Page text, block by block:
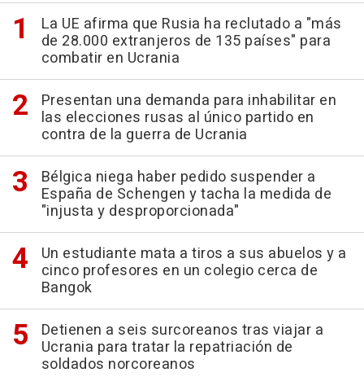
La UE afirma que Rusia ha reclutado a "más
de 28.000 extranjeros de 135 países" para
combatir en Ucrania
Presentan una demanda para inhabilitar en
las elecciones rusas al único partido en
contra de la guerra de Ucrania
Bélgica niega haber pedido suspender a
España de Schengen y tacha la medida de
"injusta y desproporcionada"
Un estudiante mata a tiros a sus abuelos y a
cinco profesores en un colegio cerca de
Bangok
Detienen a seis surcoreanos tras viajar a
Ucrania para tratar la repatriación de
soldados norcoreanos